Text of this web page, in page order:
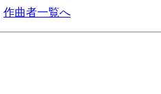
作曲者一覧へ